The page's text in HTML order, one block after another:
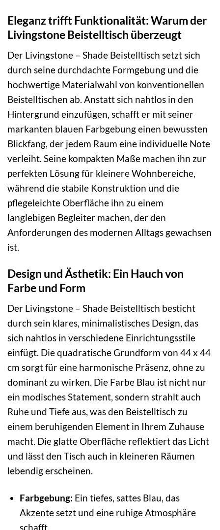
Eleganz trifft Funktionalität: Warum der
Livingstone Beistelltisch überzeugt
Der Livingstone – Shade Beistelltisch setzt sich
durch seine durchdachte Formgebung und die
hochwertige Materialwahl von konventionellen
Beistelltischen ab. Anstatt sich nahtlos in den
Hintergrund einzufügen, schafft er mit seiner
markanten blauen Farbgebung einen bewussten
Blickfang, der jedem Raum eine individuelle Note
verleiht. Seine kompakten Maße machen ihn zur
perfekten Lösung für kleinere Wohnbereiche,
während die stabile Konstruktion und die
pflegeleichte Oberfläche ihn zu einem
langlebigen Begleiter machen, der den
Anforderungen des modernen Alltags gewachsen
ist.
Design und Ästhetik: Ein Hauch von
Farbe und Form
Der Livingstone – Shade Beistelltisch besticht
durch sein klares, minimalistisches Design, das
sich nahtlos in verschiedene Einrichtungsstile
einfügt. Die quadratische Grundform von 44 x 44
cm sorgt für eine harmonische Präsenz, ohne zu
dominant zu wirken. Die Farbe Blau ist nicht nur
ein modisches Statement, sondern strahlt auch
Ruhe und Tiefe aus, was den Beistelltisch zu
einem beruhigenden Element in Ihrem Zuhause
macht. Die glatte Oberfläche reflektiert das Licht
und lässt den Tisch auch in kleineren Räumen
lebendig erscheinen.
Farbgebung: Ein tiefes, sattes Blau, das
Akzente setzt und eine ruhige Atmosphäre
schafft.